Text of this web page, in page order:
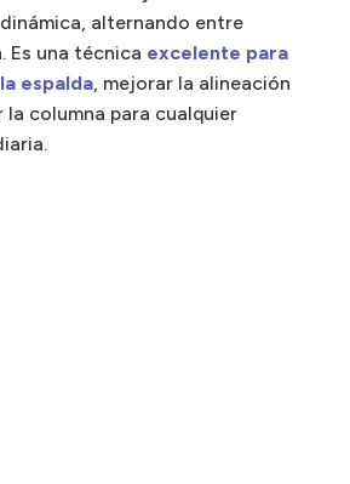
alternando entre
Es una técnica excelente para
espalda, mejorar la alineación
columna para cualquier